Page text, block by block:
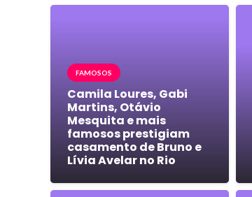
FAMOSOS
Camila Loures, Gabi
Martins, Otávio
Mesquita e mais
famosos prestigiam
casamento de Bruno e
Lívia Avelar no Rio